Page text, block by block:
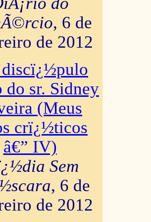
, 6 de
de 2012
do sr. Sidney
(Meus
crï¿½ticos
â€” IV)
Sem
, 6 de
de 2012